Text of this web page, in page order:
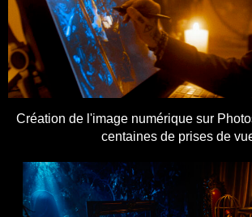
Création de l'image numérique sur
centaines de prises de